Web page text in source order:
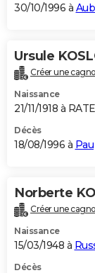
30/10/1996 à
Ursule
Créer une
Naissance
21/11/1918 à
Décès
18/08/1996 à Pau
Norberte
Créer une
Naissance
15/03/1948 à
Décès